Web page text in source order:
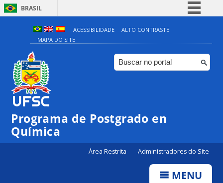
BRASIL
Simplifique!
Comunica BR
Participe
ACESSIBILIDADE
ALTO CONTRASTE
MAPA DO SITE
Programa de Postgrado en
Química
Área Restrita Administradores do Site
MENU